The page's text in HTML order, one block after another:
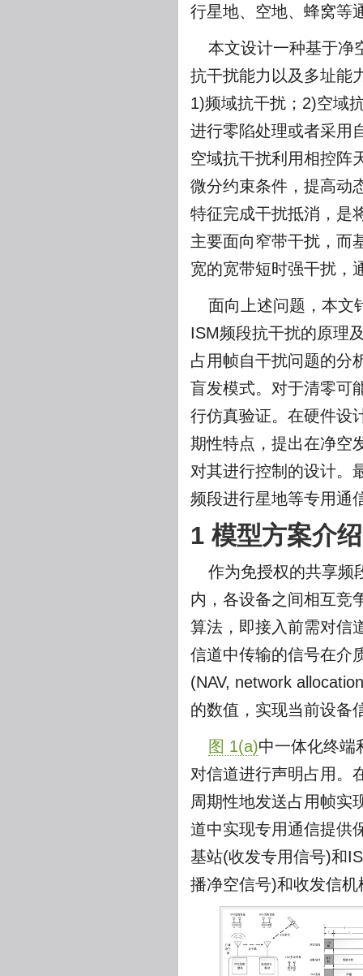
行星地、空地、蜂窝等
本文设计一种基于净
抗干扰能力以及多址能
1)频域抗干扰；2)空域
进行零陷处理或者采用
空域抗干扰利用相控阵
微分约束条件，提高动
特征完成干扰抵消，是
主要面向窄带干扰，而
宽的宽带短时强干扰，
面向上述问题，本文
ISM频段抗干扰的原理
占用帧自干扰问题的分
盲发模式。对于清零可
行仿真验证。在硬件设
期性特点，提出在净空
对其进行控制的设计。
频段进行星地等专用通
1 模型方案介绍
作为免授权的共享频
内，各设备之间相互竞
算法，即接入前需对信
信道中传输的信号在介
(NAV, network
的数值，实现当前设备
图 1(a)中一体化终端
对信道进行声明占用。
周期性地发送占用帧实
道中实现专用通信提供
基站(收发专用信号)和
播净空信号)和收发信